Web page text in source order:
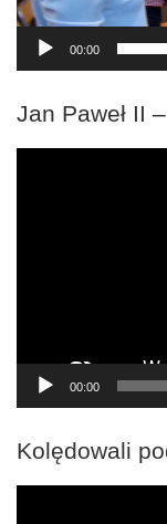
00:00
Jan Paweł II
00:00
Kolędowali